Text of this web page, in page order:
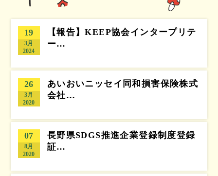
19
3月
2024
【報告】KEEP協会インタープリテ
ー…
26
3月
2020
あいおいニッセイ同和損害保険株式
会社…
07
8月
2020
長野県SDGS推進企業登録制度登録
証…